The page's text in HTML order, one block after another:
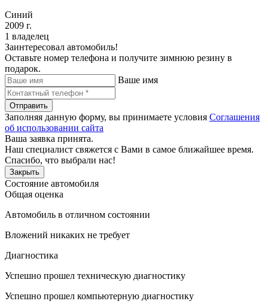
Синий
2009 г.
1 владелец
Заинтересовал автомобиль!
Оставьте номер телефона и получите зимнюю резину в
подарок.
Ваше имя
Отправить
Заполняя данную форму, вы принимаете условия Соглашения
об использовании сайта
Ваша заявка принята.
Наш специалист свяжется с Вами в самое ближайшее время.
Спасибо, что выбрали нас!
Закрыть
Состояние автомобиля
Общая оценка
Автомобиль в отличном состоянии
Вложений никаких не требует
Диагностика
Успешно прошел техническую диагностику
Успешно прошел компьютерную диагностику